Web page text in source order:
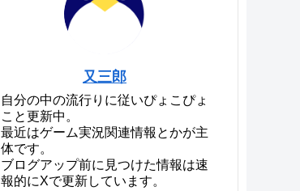
又三郎
自分の中の流行りに従いぴょこぴょ
こと更新中。
最近はゲーム実況関連情報とかが主
体です。
ブログアップ前に見つけた情報は速
報的にXで更新しています。